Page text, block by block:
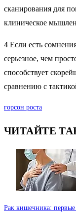
сканирования для
клиническое
4 Если есть
серьезное, чем
способствует
сравнению с
горсон роста
ЧИТАЙТЕ
Рак кишечника: